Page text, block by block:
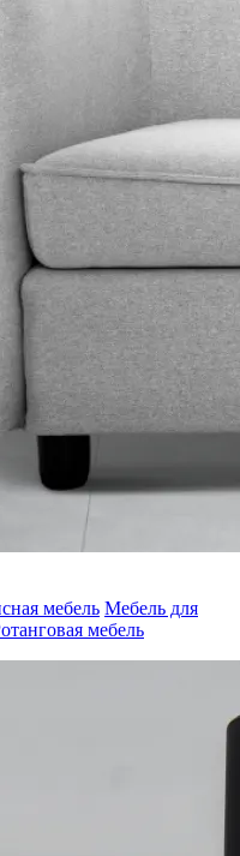
мебель Мебель для
мебель